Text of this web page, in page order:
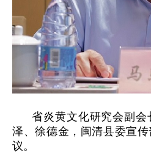
省炎黄文化研究会副
泽、徐德金，闽清县委宣
议。